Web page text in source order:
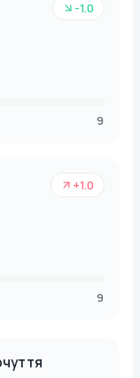
-1.0
9
+1.0
9